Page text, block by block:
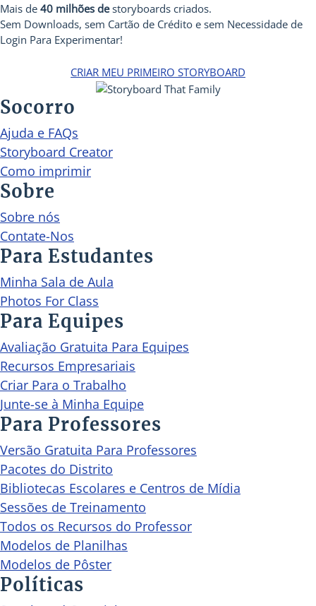
Mais de 40 milhões destoryboards criados.
Sem Downloads, sem Cartão de Crédito e sem Necessidade de
Login Para Experimentar!
CRIAR MEU PRIMEIRO STORYBOARD
Socorro
Ajuda e FAQs
Storyboard Creator
Como imprimir
Sobre
Sobre nós
Contate-Nos
Para Estudantes
Minha Sala de Aula
Photos For Class
Para Equipes
Avaliação Gratuita Para Equipes
Recursos Empresariais
Criar Para o Trabalho
Junte-se à Minha Equipe
Para Professores
Versão Gratuita Para Professores
Pacotes do Distrito
Bibliotecas Escolares e Centros de Mídia
Sessões de Treinamento
Todos os Recursos do Professor
Modelos de Planilhas
Modelos de Pôster
Políticas